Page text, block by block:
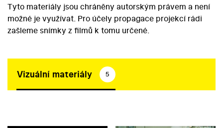
Tyto materiály jsou chráněny autorským právem a není
možné je využívat. Pro účely propagace projekcí rádi
zašleme snímky z filmů k tomu určené.
Vizuální materiály 5